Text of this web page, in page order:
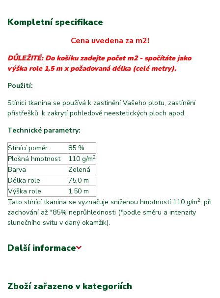
Kompletní specifikace
Cena uvedena za m2!
DŮLEŽITÉ: Do košíku zadejte počet m2 - spočítáte jako
výška role 1,5 m x požadovaná délka (celé metry).
Použití:
Stínící tkanina se používá k zastínění Vašeho plotu, zastínění
přístřešků, k zakrytí pohledově neestetických ploch apod.
Technické parametry:
Stínící poměr
85 %
Plošná hmotnost
110 g/m2
Barva
Zelená
Délka role
75,0 m
Výška role
1,50 m
Tato stínící tkanina se vyznačuje sníženou hmotností 110 g/m2, při
zachování až *85% neprůhlednosti (*podle směru a intenzity
slunečního svitu v daný okamžik).
Další informace
Zboží zařazeno v kategoriích